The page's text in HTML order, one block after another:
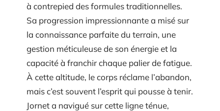
à contrepied des formules traditionnelles.
Sa progression impressionnante a misé sur
la connaissance parfaite du terrain, une
gestion méticuleuse de son énergie et la
capacité à franchir chaque palier de fatigue.
À cette altitude, le corps réclame l’abandon,
mais c’est souvent l’esprit qui pousse à tenir.
Jornet a navigué sur cette ligne ténue,